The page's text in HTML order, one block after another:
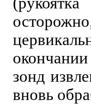
зонд
вновь